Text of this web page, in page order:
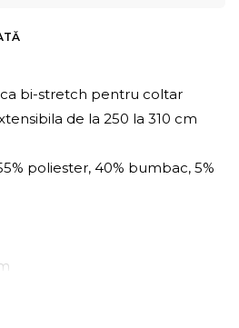
bi-stretch pentru coltar
de la 250 la 310 cm
poliester, 40% bumbac, 5%